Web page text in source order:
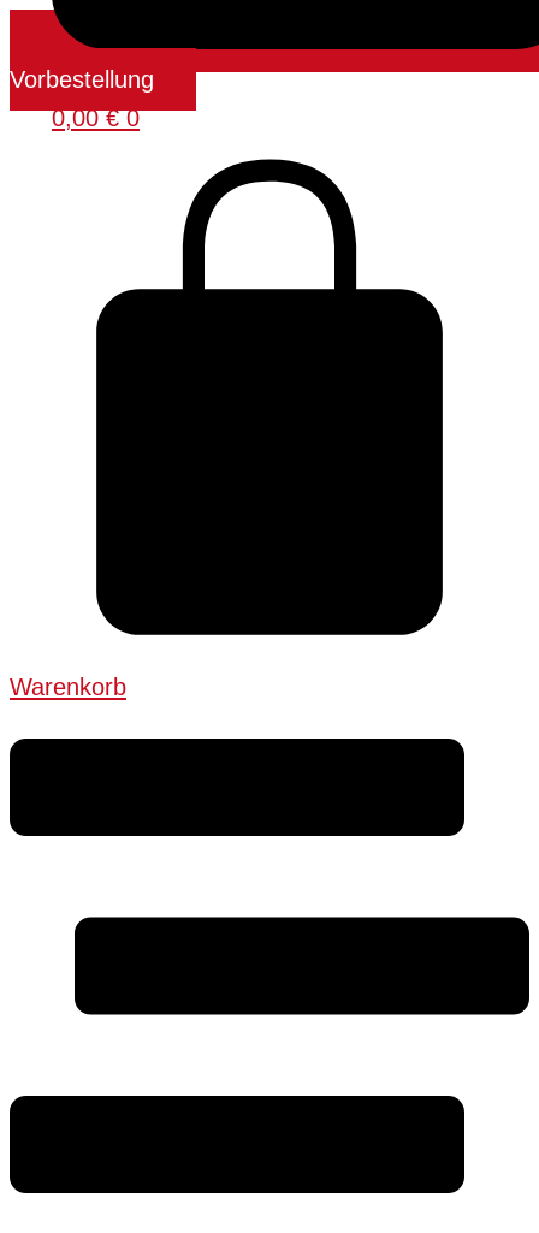
Vorbestellung
0,00€ 0
Warenkorb